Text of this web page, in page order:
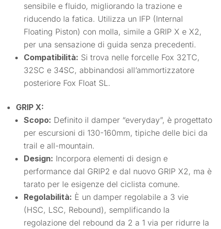
sensibile e fluido, migliorando la trazione e
riducendo la fatica. Utilizza un IFP (Internal
Floating Piston) con molla, simile a GRIP X e X2,
per una sensazione di guida senza precedenti.
Compatibilità: Si trova nelle forcelle Fox 32TC,
32SC e 34SC, abbinandosi all’ammortizzatore
posteriore Fox Float SL.
GRIP X:
Scopo: Definito il damper “everyday”, è progettato
per escursioni di 130-160mm, tipiche delle bici da
trail e all-mountain.
Design: Incorpora elementi di design e
performance dal GRIP2 e dal nuovo GRIP X2, ma è
tarato per le esigenze del ciclista comune.
Regolabilità: È un damper regolabile a 3 vie
(HSC, LSC, Rebound), semplificando la
regolazione del rebound da 2 a 1 via per ridurre la